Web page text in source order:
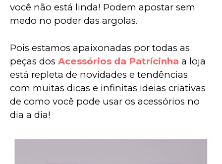
você não está linda! Podem apostar sem
medo no poder das argolas.
Pois estamos apaixonadas por todas as
peças dos Acessórios da Patrícinha a loja
está repleta de novidades e tendências
com muitas dicas e infinitas ideias criativas
de como você pode usar os acessórios no
dia a dia!